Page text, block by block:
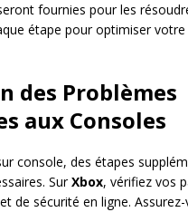
fournies pour les
étape pour optimiser votre
des Problèmes
aux Consoles
console, des étapes
SurXbox, vérifiez vos
de sécurité en ligne.